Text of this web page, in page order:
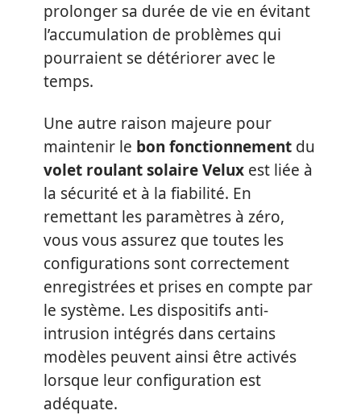
prolonger sa durée de vie en évitant
l’accumulation de problèmes qui
pourraient se détériorer avec le
temps.
Une autre raison majeure pour
maintenir le bon fonctionnement du
volet roulant solaire Velux est liée à
la sécurité et à la fiabilité. En
remettant les paramètres à zéro,
vous vous assurez que toutes les
configurations sont correctement
enregistrées et prises en compte par
le système. Les dispositifs anti-
intrusion intégrés dans certains
modèles peuvent ainsi être activés
lorsque leur configuration est
adéquate.